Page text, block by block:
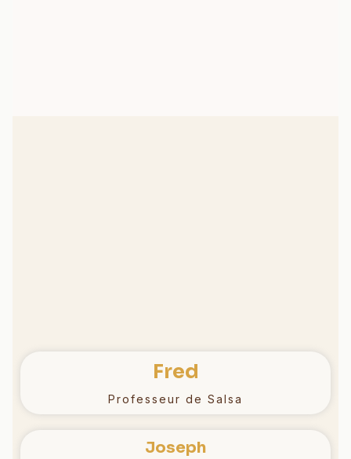
Fred
Professeur de Salsa
Joseph